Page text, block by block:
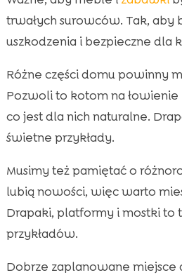
trwałych surowców. Tak, aby
uszkodzenia i bezpieczne dla
Różne części domu powinny
Pozwoli to kotom na
co jest dla nich naturalne.
świetne przykłady.
Musimy też pamiętać o
lubią nowości, więc warto
Drapaki, platformy i mostki to
przykładów.
Dobrze zaplanowane